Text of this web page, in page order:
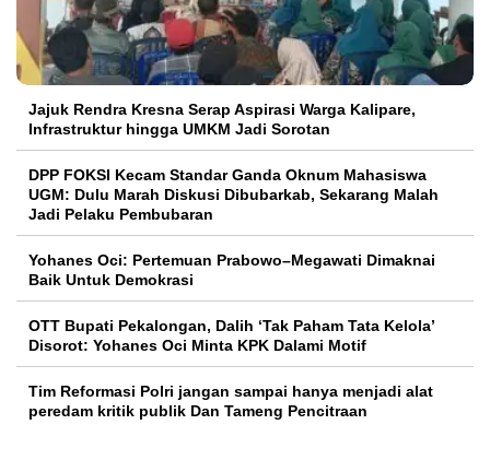
Jajuk Rendra Kresna Serap Aspirasi Warga Kalipare,
Infrastruktur hingga UMKM Jadi Sorotan
DPP FOKSI Kecam Standar Ganda Oknum Mahasiswa
UGM: Dulu Marah Diskusi Dibubarkab, Sekarang Malah
Jadi Pelaku Pembubaran
Yohanes Oci: Pertemuan Prabowo–Megawati Dimaknai
Baik Untuk Demokrasi
OTT Bupati Pekalongan, Dalih ‘Tak Paham Tata Kelola’
Disorot: Yohanes Oci Minta KPK Dalami Motif
Tim Reformasi Polri jangan sampai hanya menjadi alat
peredam kritik publik Dan Tameng Pencitraan